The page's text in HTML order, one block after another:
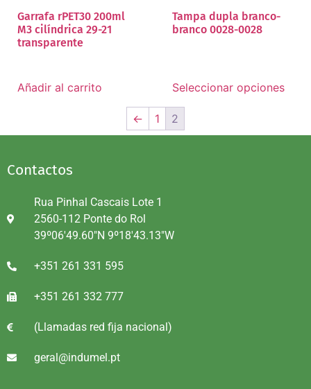
Garrafa rPET30 200ml
M3 cilíndrica 29-21
transparente
Añadir al carrito
Tampa dupla branco-
branco 0028-0028
Seleccionar opciones
← 1 2
Contactos
Rua Pinhal Cascais Lote 1
2560-112 Ponte do Rol
39º06'49.60"N 9º18'43.13"W
+351 261 331 595
+351 261 332 777
(Llamadas red fija nacional)
geral@indumel.pt